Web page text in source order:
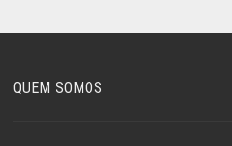
QUEM SOMOS